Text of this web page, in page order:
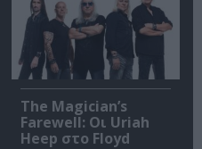
The Magician’s
Farewell: Οι Uriah
Heep στο Floyd